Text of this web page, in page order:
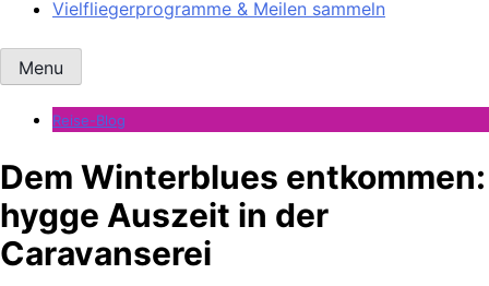
Vielfliegerprogramme & Meilen sammeln
Menu
Reise-Blog
Dem Winterblues entkommen:
hygge Auszeit in der
Caravanserei